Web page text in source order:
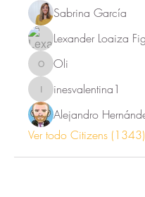
Sabrina García
Oli Oli
inesvalentina1
inesvalentina1
Ver todo Citizens (1343)